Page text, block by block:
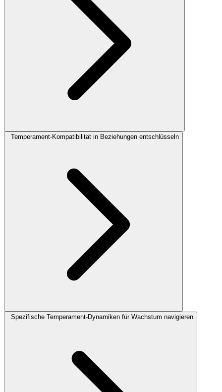
Temperament-Kompatibilität in Beziehungen entschlüsseln
Spezifische Temperament-Dynamiken für Wachstum navigieren